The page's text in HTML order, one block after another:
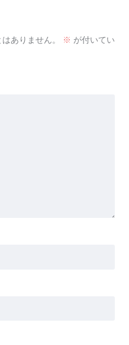
ありません。 ※ が付いてい